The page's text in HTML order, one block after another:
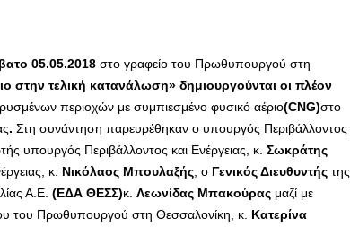
05.05.2018 στο γραφείο του Πρωθυπουργού στη
στην τελική κατανάλωση» δημιουργούνται οι πλέον
περιοχών με συμπιεσμένο φυσικό αέριο(CNG)στο
. Στη συνάντηση παρευρέθηκαν ο υπουργός Περιβάλλοντος
υπουργός Περιβάλλοντος και Ενέργειας, κ. Σωκράτης
κ. Νικόλαος Μπουλαξής , o Γενικός Διευθυντής της
Α.Ε. (ΕΔΑ ΘΕΣΣ)κ. Λεωνίδας Μπακούρας μαζί με
του Πρωθυπουργού στη Θεσσαλονίκη, κ. Κατερίνα